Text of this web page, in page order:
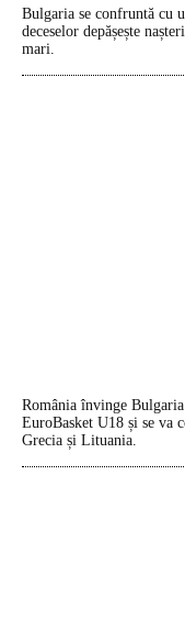
Bulgaria se confruntă cu
deceselor depășește
mari.
România învinge
EuroBasket U18 și se va
Grecia și Lituania.